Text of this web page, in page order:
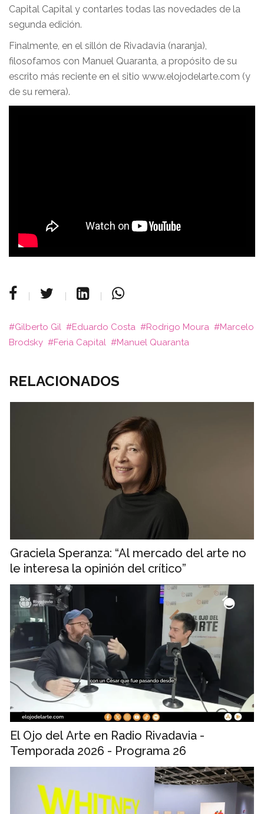
Capital Capital y contarles todas las novedades de la
segunda edición.
Finalmente, en el sillón de Rivadavia (naranja),
filosofamos con Manuel Quaranta, a propósito de su
escrito más reciente en el sitio www.elojodelarte.com (y
de su remera).
Gilberto Gil Eduardo Costa Rodrigo Moura
Marcelo
Brodsky
Feria Capital Manuel Quaranta
RELACIONADOS
Graciela Speranza: “Al mercado del arte no
le interesa la opinión del crítico”
El Ojo del Arte en Radio Rivadavia -
Temporada 2026 - Programa 26